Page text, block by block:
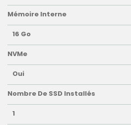
Mémoire Interne
16 Go
NVMe
Oui
Nombre De SSD Installés
1